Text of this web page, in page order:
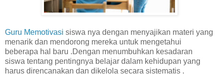
Guru Memotivasi siswa nya dengan menyajikan materi yang
menarik dan mendorong mereka untuk mengetahui
beberapa hal baru .Dengan menumbuhkan kesadaran
siswa tentang pentingnya belajar dalam kehidupan yang
harus direncanakan dan dikelola secara sistematis .